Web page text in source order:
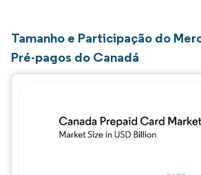
Tamanho e Participação do
Pré-pagos do Canadá